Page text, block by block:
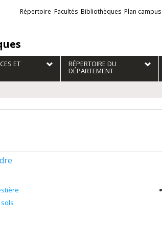
Liens
externes
Répertoire Facultés Bibliothèques Plan campus
ET RÉPERTOIRE DU
DÉPARTEMENT